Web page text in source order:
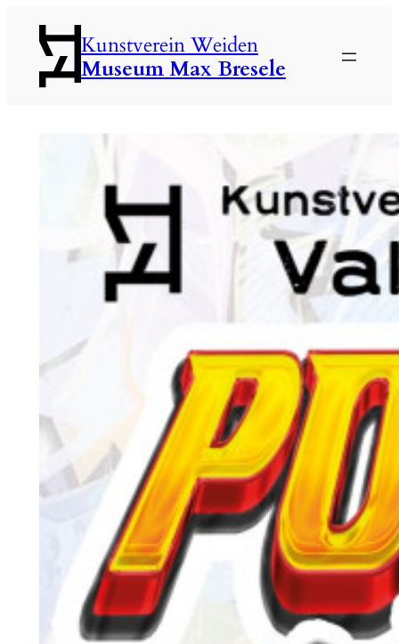
Inhalt
springen
Kunstverein Weiden
Museum Max Bresele